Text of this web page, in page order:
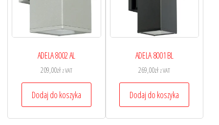
ADELA 8002 AL
209,00zł z VAT
Dodaj do koszyka
ADELA 8001 BL
269,00zł z VAT
Dodaj do koszyka